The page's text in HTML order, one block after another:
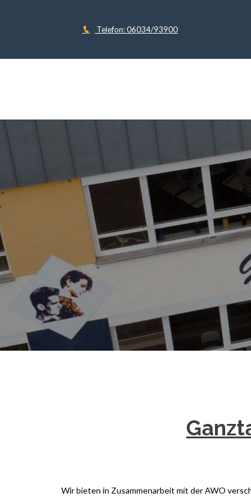
Telefon: 06034/93900
Wir bieten in Zusammenarbeit mit der AWO